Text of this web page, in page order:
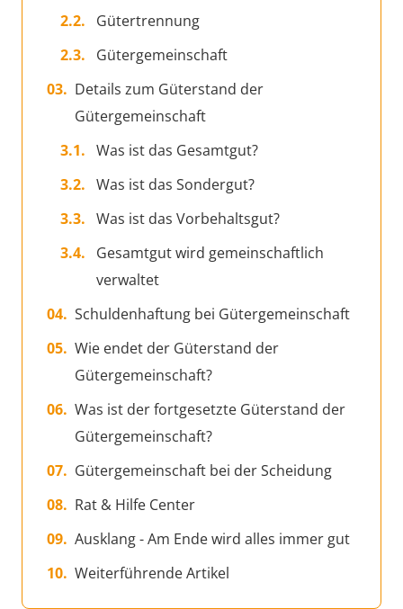
Gütertrennung
Gütergemeinschaft
Details zum Güterstand der
Gütergemeinschaft
Was ist das Gesamtgut?
Was ist das Sondergut?
Was ist das Vorbehaltsgut?
Gesamtgut wird gemeinschaftlich
verwaltet
Schuldenhaftung bei Gütergemeinschaft
Wie endet der Güterstand der
Gütergemeinschaft?
Was ist der fortgesetzte Güterstand der
Gütergemeinschaft?
Gütergemeinschaft bei der Scheidung
Rat & Hilfe Center
Ausklang - Am Ende wird alles immer gut
Weiterführende Artikel